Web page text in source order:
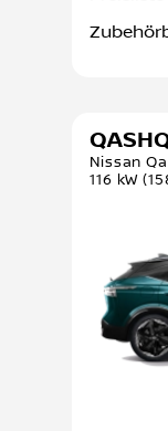
Nissan
116 kW